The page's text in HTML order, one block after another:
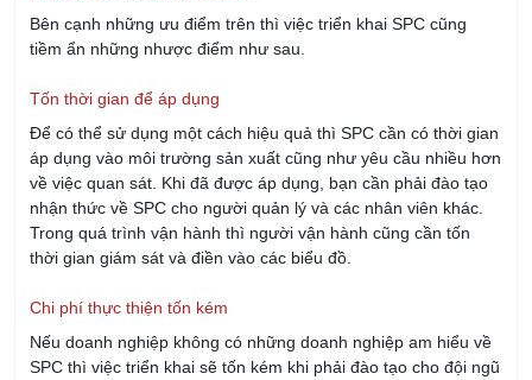
Để có thể sử dụng một cách hiệu quả thì SPC cần có thời gian
áp dụng vào môi trường sản xuất cũng như yêu cầu nhiều hơn
nhận thức về SPC cho người quản lý và các nhân viên khác.
Trong quá trình vận hành thì người vận hành cũng cần tốn
thời gian giám sát và điền vào các biểu đồ.
Chi phí thực thiện tốn kém
Nếu doanh nghiệp không có những doanh nghiệp am hiểu về
SPC thì việc triển khai sẽ tốn kém khi phải đào tạo cho đội ngũ
liệu cần thiết.
Đối mặt với sự bất hợp tác